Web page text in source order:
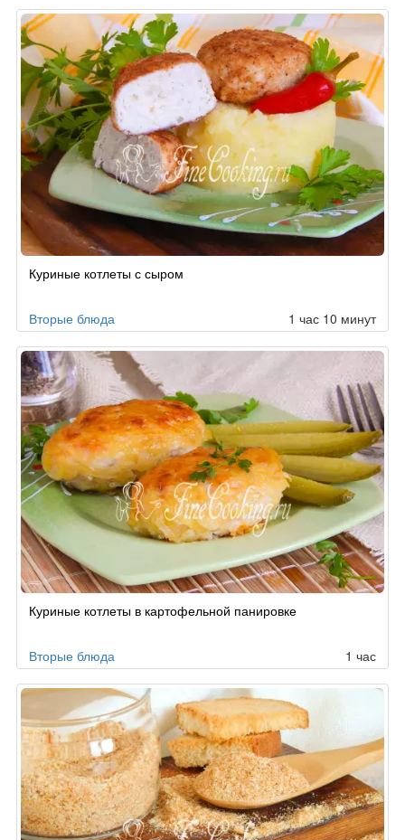
Куриные котлеты с сыром
Вторые блюда 1 час 10 минут
Куриные котлеты в картофельной панировке
Вторые блюда 1 час